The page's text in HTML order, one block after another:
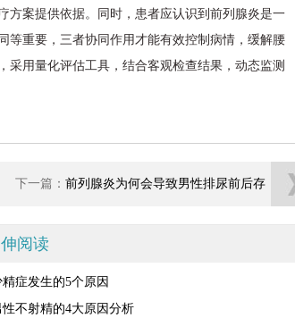
方案提供依据。同时，患者应认识到前列腺炎是一
等重要，三者协同作用才能有效控制病情，缓解腰
用量化评估工具，结合客观检查结果，动态监测
下一篇： 前列腺炎为何会导致男性排尿前后存
在不同程度不适
阅读
精症发生的5个原因
性不射精的4大原因分析